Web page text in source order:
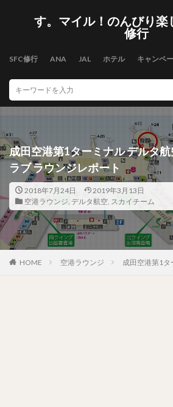
す。マイル！のんびり楽
修行
SFC修行 ANA JAL ホテル キャンペ
成田空港第1ターミナル デルタ
ラブ ラウンジレポート
2018年7月24日
2019年3月13日
空港ラウンジ, デルタ航空, スカイチーム
HOME 空港ラウンジ 成田空港第1タ